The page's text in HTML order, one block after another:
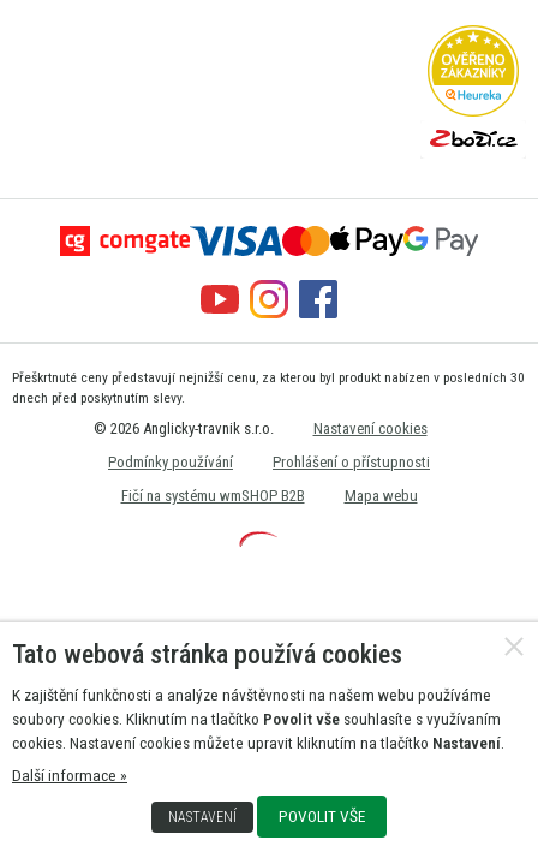
Přeškrtnuté ceny představují nejnižší cenu, za kterou byl produkt nabízen v posledních 30
dnech před poskytnutím slevy.
© 2026 Anglicky-travnik s.r.o.
Nastavení cookies
Podmínky používání
Prohlášení o přístupnosti
Fičí na systému wmSHOP B2B
Mapa webu
Tato webová stránka používá cookies
K zajištění funkčnosti a analýze návštěvnosti na našem webu používáme
soubory cookies. Kliknutím na tlačítko Povolit vše souhlasíte s využívaním
cookies. Nastavení cookies můžete upravit kliknutím na tlačítko Nastavení
Další informace »
NASTAVENÍ POVOLIT VŠE